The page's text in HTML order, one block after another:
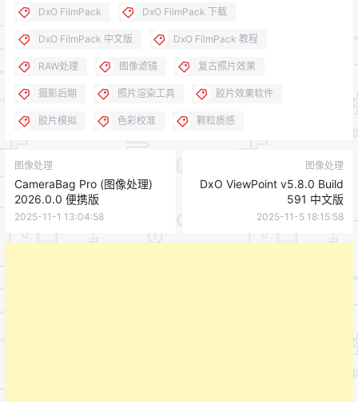
DxO FilmPack DxO FilmPack 下载
DxO FilmPack 中文版 DxO FilmPack 教程
RAW处理 图像滤镜 复古照片效果
摄影后期 照片渲染工具 胶片效果软件
胶片模拟 色彩校准 颗粒质感
图像处理
CameraBag Pro (图像处理)
2026.0.0 便携版
2025-11-1 13:04:58
图像处理
DxO ViewPoint v5.8.0 Build
591 中文版
2025-11-5 18:15:58